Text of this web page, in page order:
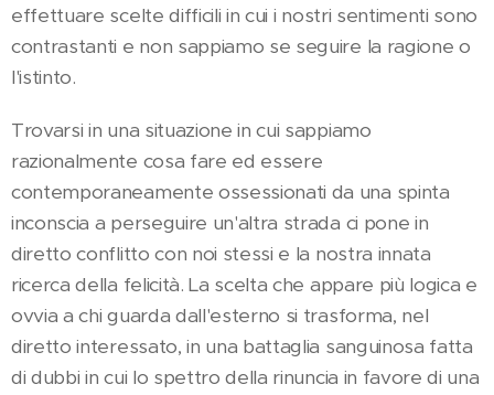
effettuare scelte difficili in cui i nostri sentimenti sono
contrastanti e non sappiamo se seguire la ragione o
l'istinto.
Trovarsi in una situazione in cui sappiamo
razionalmente cosa fare ed essere
contemporaneamente ossessionati da una spinta
inconscia a perseguire un'altra strada ci pone in
diretto conflitto con noi stessi e la nostra innata
ricerca della felicità. La scelta che appare più logica e
ovvia a chi guarda dall'esterno si trasforma, nel
diretto interessato, in una battaglia sanguinosa fatta
di dubbi in cui lo spettro della rinuncia in favore di una